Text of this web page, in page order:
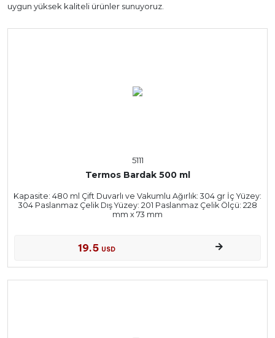
uygun yüksek kaliteli ürünler sunuyoruz.
5111
Termos Bardak 500 ml
Kapasite: 480 ml Çift Duvarlı ve Vakumlu Ağırlık: 304 gr İç Yüzey:
304 Paslanmaz Çelik Dış Yüzey: 201 Paslanmaz Çelik Ölçü: 228
mm x 73 mm
19.5 USD